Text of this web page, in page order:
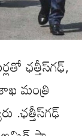
ఛత్తీస్‌గఢ్,
మంత్రి
.ఛత్తీస్‌గఢ్